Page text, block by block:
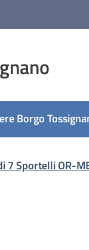
Borgo
7 Sportelli OR-